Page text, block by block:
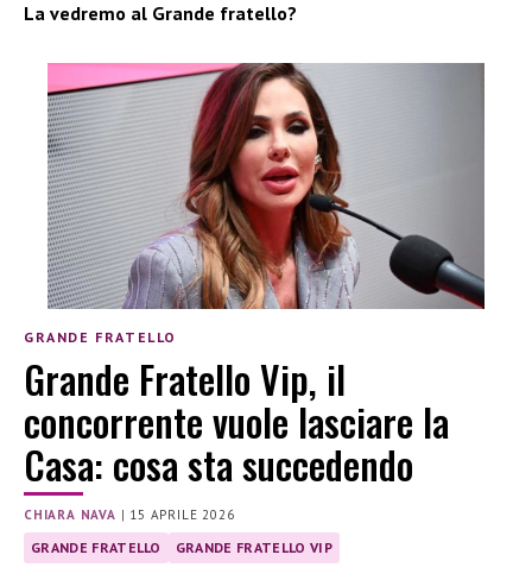
La vedremo al Grande fratello?
GRANDE FRATELLO
Grande Fratello Vip, il
concorrente vuole lasciare la
Casa: cosa sta succedendo
CHIARA NAVA | 15 APRILE 2026
GRANDE FRATELLO GRANDE FRATELLO VIP